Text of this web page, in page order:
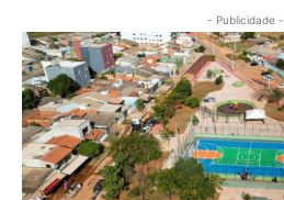
- Publicidade -